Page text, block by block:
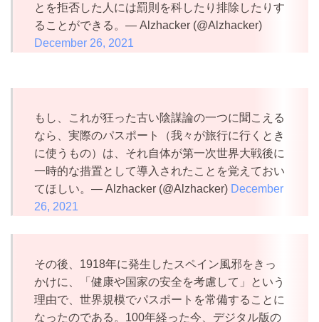
とを拒否した人には罰則を科したり排除したりす
ることができる。— Alzhacker (@Alzhacker)
December 26, 2021
もし、これが狂った古い陰謀論の一つに聞こえる
なら、実際のパスポート（我々が旅行に行くとき
に使うもの）は、それ自体が第一次世界大戦後に
一時的な措置として導入されたことを覚えておい
てほしい。— Alzhacker (@Alzhacker) December
26, 2021
その後、1918年に発生したスペイン風邪をきっ
かけに、「健康や国家の安全を考慮して」という
理由で、世界規模でパスポートを常備することに
なったのである。100年経った今、デジタル版の